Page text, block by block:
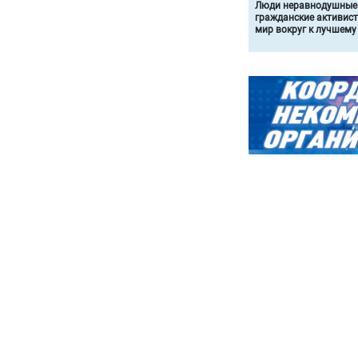
Люди неравнодушные
гражданские
мир вокруг к лучшему